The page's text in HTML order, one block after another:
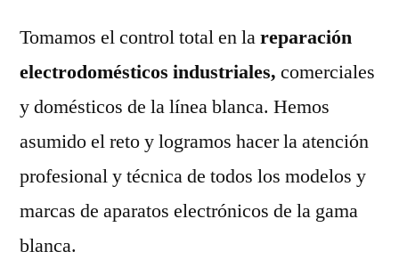
Tomamos el control total en lareparación
electrodomésticos industriales, comerciales
y domésticos de la línea blanca. Hemos
asumido el reto y logramos hacer la atención
profesional y técnica de todos los modelos y
marcas de aparatos electrónicos de la gama
blanca.